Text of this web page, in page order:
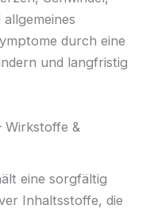
durch eine
und langfristig
Wirkstoffe &
eine sorgfältig
Inhaltsstoffe, die